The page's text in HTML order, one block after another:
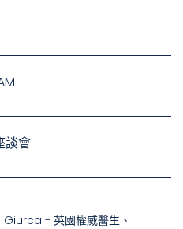
談會
- 英國權威醫生、